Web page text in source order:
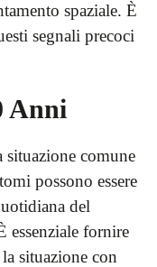
spaziale. È
segnali precoci
Anni
situazione comune
possono essere
del
essenziale fornire
situazione con